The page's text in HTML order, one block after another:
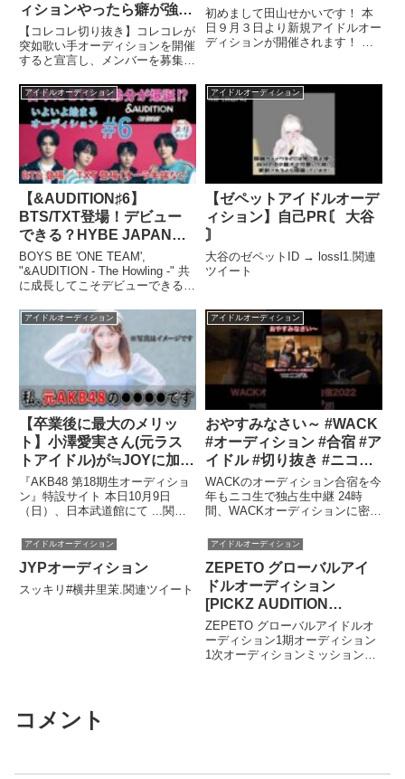
ィションやったら癖が強す
ぎる変態凸者ばかりで大荒
れの神回にwww【前編】
【コレコレ切り抜き】コレコレが
突如歌い手オーディションを開催
すると宣言し、メンバーを募集す
連ツイート
初めまして田山せかいです！ 本
日９月３日より新規アイドルオー
ディションが開催されます！ こ
アイドルオーディション
【&AUDITION♯6】
BTS/TXT登場！デビュー
できる？HYBE JAPAN男
性アイドルオーディション
番組・BTSの弟分爆誕？I-
LAND出身ケイ、タキどう
なる【耳だけラジオ】
BOYS BE 'ONE TEAM',
"&AUDITION - The Howling -" 共
に成長してこそデビューできると
となっ ...関連ツイート
アイドルオーディション
【ゼペットアイドルオーデ
ィション】自己PR〘 大谷
〙
大谷のゼペットID → lossl1.関連
ツイート
アイドルオーディション
【卒業後に最大のメリッ
ト】小澤愛実さん(元ラス
トアイドル)が≒JOYに加入
できた理由【切り抜き】
『AKB48 第18期生オーディショ
ン』特設サイト 本日10月9日
（日）、日本武道館にて ...関連
アイドルオーディション
おやすみなさい～ #WACK
#オーディション #合宿 #ア
イドル #切り抜き #ニコド
ル #shorts
WACKのオーディション合宿を今
年もニコ生で独占生中継 24時
間、WACKオーディションに密
ツイート
アイドルオーディション
JYPオーディション
スッキリ#横井里茉.関連ツイート
アイドルオーディション
ZEPETO グローバルアイ
ドルオーディション
[PICKZ AUDITION
MISSION1]
ZEPETO グローバルアイドルオ
ーディション1期オーディション
1次オーディションミッション応
コメント